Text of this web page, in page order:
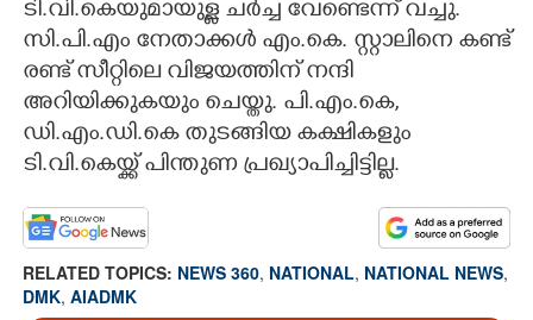
ടി.വി.കെയുമായുള്ള ചർച്ച വേണ്ടെന്ന് വച്ചു.
സി.പി.എം നേതാക്കൾ എം.കെ. സ്റ്റാലിനെ കണ്ട്
രണ്ട് സീറ്റിലെ വിജയത്തിന് നന്ദി
അറിയിക്കുകയും ചെയ്തു. പി.എം.കെ,
ഡി.എം.ഡി.കെ തുടങ്ങിയ കക്ഷികളും
ടി.വി.കെയ്ക്ക് പിന്തുണ പ്രഖ്യാപിച്ചിട്ടില്ല.
RELATED TOPICS: NEWS 360, NATIONAL, NATIONAL NEWS,
DMK, AIADMK